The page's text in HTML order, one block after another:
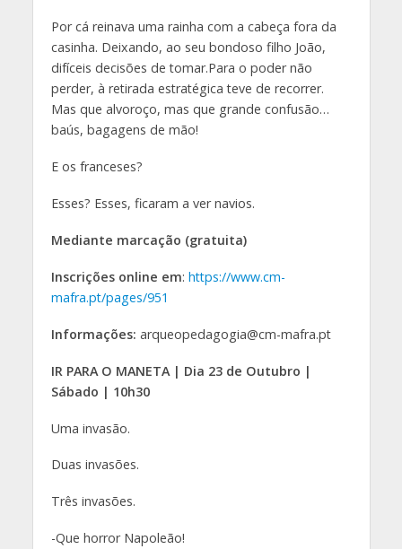
Por cá reinava uma rainha com a cabeça fora da
casinha. Deixando, ao seu bondoso filho João,
difíceis decisões de tomar.Para o poder não
perder, à retirada estratégica teve de recorrer.
Mas que alvoroço, mas que grande confusão…
baús, bagagens de mão!
E os franceses?
Esses? Esses, ficaram a ver navios.
Mediante marcação (gratuita)
Inscrições online em: https://www.cm-
mafra.pt/pages/951
Informações: arqueopedagogia@cm-mafra.pt
IR PARA O MANETA | Dia 23 de Outubro |
Sábado | 10h30
Uma invasão.
Duas invasões.
Três invasões.
-Que horror Napoleão!